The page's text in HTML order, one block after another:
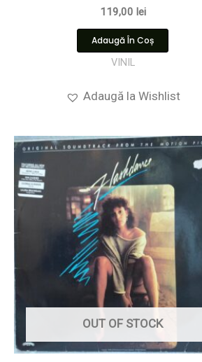
119,00 lei
Adaugă În Coș
VINIL
Adaugă la Wishlist
OUT OF STOCK